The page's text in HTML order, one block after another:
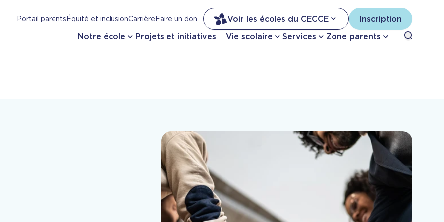
Portail parentsÉquité et inclusionCarrièreFaire un don Voir les écoles du CECCE Inscription
Notre école Projets et initiatives Vie scolaire Services Zone parents Open